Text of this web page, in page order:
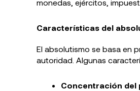
monedas, ejércitos,
Características del
El absolutismo se basa en
autoridad. Algunas
Concentración del